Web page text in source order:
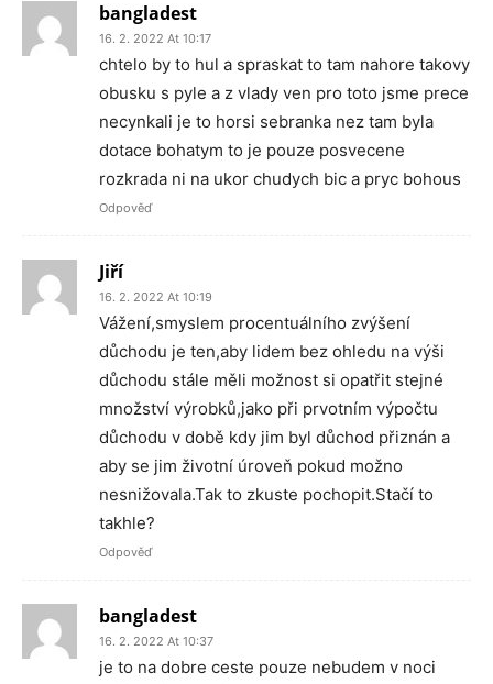
bangladest
16. 2. 2022 At 10:17
chtelo by to hul a spraskat to tam nahore takovy
obusku s pyle a z vlady ven pro toto jsme prece
necynkali je to horsi sebranka nez tam byla
dotace bohatym to je pouze posvecene
rozkrada ni na ukor chudych bic a pryc bohous
Odpověď
Jiří
16. 2. 2022 At 10:19
Vážení,smyslem procentuálního zvýšení
důchodu je ten,aby lidem bez ohledu na výši
důchodu stále měli možnost si opatřit stejné
množství výrobků,jako při prvotním výpočtu
důchodu v době kdy jim byl důchod přiznán a
aby se jim životní úroveň pokud možno
nesnižovala.Tak to zkuste pochopit.Stačí to
takhle?
Odpověď
bangladest
16. 2. 2022 At 10:37
je to na dobre ceste pouze nebudem v noci